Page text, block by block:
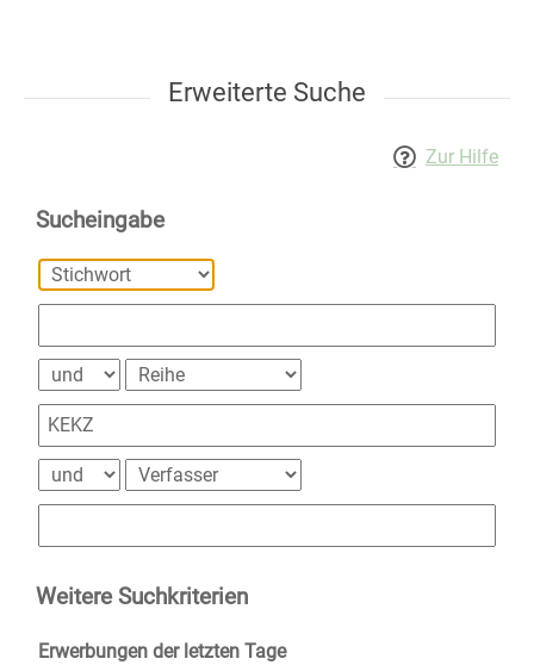
Erweiterte Suche
Zur Hilfe
Sucheingabe
Weitere Suchkriterien
Erwerbungen der letzten Tage